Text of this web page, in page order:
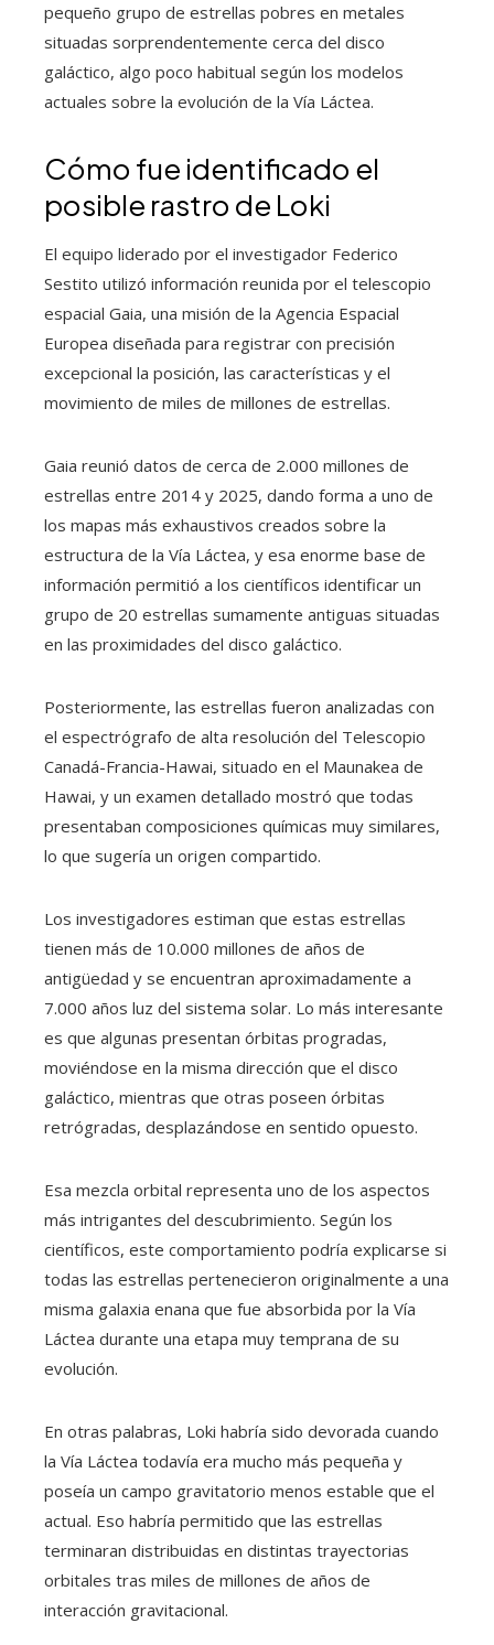
pequeño grupo de estrellas pobres en metales
situadas sorprendentemente cerca del disco
galáctico, algo poco habitual según los modelos
actuales sobre la evolución de la Vía Láctea.
Cómo fue identificado el
posible rastro de Loki
El equipo liderado por el investigador Federico
Sestito utilizó información reunida por el telescopio
espacial Gaia, una misión de la Agencia Espacial
Europea diseñada para registrar con precisión
excepcional la posición, las características y el
movimiento de miles de millones de estrellas.
Gaia reunió datos de cerca de 2.000 millones de
estrellas entre 2014 y 2025, dando forma a uno de
los mapas más exhaustivos creados sobre la
estructura de la Vía Láctea, y esa enorme base de
información permitió a los científicos identificar un
grupo de 20 estrellas sumamente antiguas situadas
en las proximidades del disco galáctico.
Posteriormente, las estrellas fueron analizadas con
el espectrógrafo de alta resolución del Telescopio
Canadá-Francia-Hawai, situado en el Maunakea de
Hawai, y un examen detallado mostró que todas
presentaban composiciones químicas muy similares,
lo que sugería un origen compartido.
Los investigadores estiman que estas estrellas
tienen más de 10.000 millones de años de
antigüedad y se encuentran aproximadamente a
7.000 años luz del sistema solar. Lo más interesante
es que algunas presentan órbitas progradas,
moviéndose en la misma dirección que el disco
galáctico, mientras que otras poseen órbitas
retrógradas, desplazándose en sentido opuesto.
Esa mezcla orbital representa uno de los aspectos
más intrigantes del descubrimiento. Según los
científicos, este comportamiento podría explicarse si
todas las estrellas pertenecieron originalmente a una
misma galaxia enana que fue absorbida por la Vía
Láctea durante una etapa muy temprana de su
evolución.
En otras palabras, Loki habría sido devorada cuando
la Vía Láctea todavía era mucho más pequeña y
poseía un campo gravitatorio menos estable que el
actual. Eso habría permitido que las estrellas
terminaran distribuidas en distintas trayectorias
orbitales tras miles de millones de años de
interacción gravitacional.